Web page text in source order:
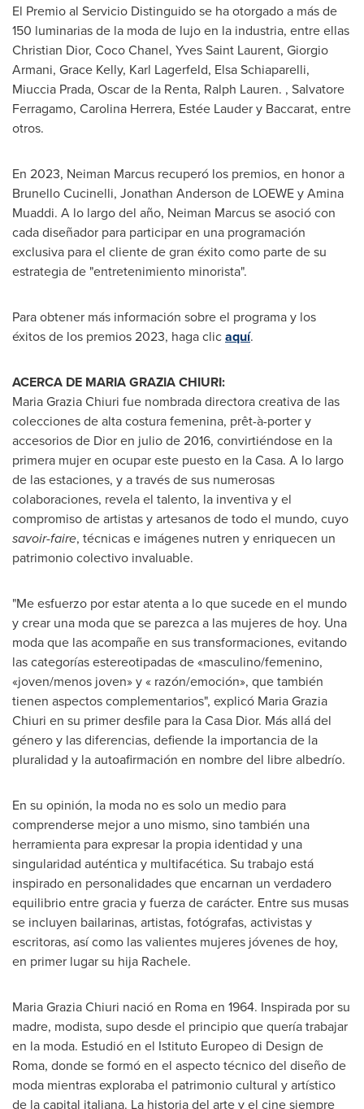
El Premio al Servicio Distinguido se ha otorgado a más de
150 luminarias de la moda de lujo en la industria, entre ellas
Christian Dior, Coco Chanel, Yves Saint Laurent, Giorgio
Armani, Grace Kelly, Karl Lagerfeld, Elsa Schiaparelli,
Miuccia Prada, Oscar de la Renta, Ralph Lauren. , Salvatore
Ferragamo, Carolina Herrera, Estée Lauder y Baccarat, entre
otros.
En 2023, Neiman Marcus recuperó los premios, en honor a
Brunello Cucinelli, Jonathan Anderson de LOEWE yAmina
Muaddi. A lo largo del año, Neiman Marcusse asoció con
cada diseñador para participar en una programación
exclusiva para el cliente de gran éxito como parte de su
estrategia de "entretenimiento minorista".
Para obtener más información sobre el programa y los
éxitos de los premios 2023, haga clicaquí.
ACERCA DE MARIA GRAZIA CHIURI:
Maria Grazia Chiuri fue nombrada directora creativa de las
colecciones de alta costura femenina, prêt-à-porter y
accesorios de Dior en julio de 2016, convirtiéndose en la
primera mujer en ocupar este puesto en la Casa. A lo largo
de las estaciones, y a través de sus numerosas
colaboraciones, revela el talento, la inventiva y el
compromiso de artistas y artesanos de todo el mundo, cuyo
savoir-faire, técnicas e imágenes nutren y enriquecen un
patrimonio colectivo invaluable.
"Me esfuerzo por estar atenta a lo que sucede en el mundo
y crear una moda que se parezca a las mujeres de hoy. Una
moda que las acompañe en sus transformaciones, evitando
las categorías estereotipadas de «masculino/femenino,
«joven/menos joven» y « razón/emoción», que también
tienen aspectos complementarios", explicó Maria Grazia
Chiuri en su primer desfile para la Casa Dior. Más allá del
género y las diferencias, defiende la importancia de la
pluralidad y la autoafirmación en nombre del libre albedrío.
En su opinión, la moda no es solo un medio para
comprenderse mejor a uno mismo, sino también una
herramienta para expresar la propia identidad y una
singularidad auténtica y multifacética. Su trabajo está
inspirado en personalidades que encarnan un verdadero
equilibrio entre gracia y fuerza de carácter. Entre sus musas
se incluyen bailarinas, artistas, fotógrafas, activistas y
escritoras, así como las valientes mujeres jóvenes de hoy,
en primer lugar su hija Rachele.
Maria Grazia Chiuri nació en Romaen 1964. Inspirada por su
madre, modista, supo desde el principio que quería trabajar
en la moda. Estudió en el Istituto Europeo di Design de
Roma, donde se formó en el aspecto técnico del diseño de
moda mientras exploraba el patrimonio cultural y artístico
de la capital italiana. La historia del arte y el cine siempre